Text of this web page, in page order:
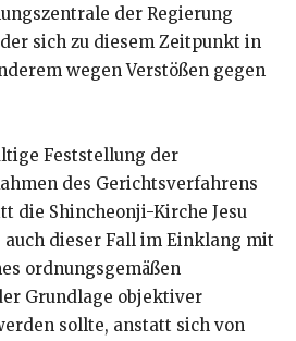
der Regierung
sich zu diesem Zeitpunkt in
wegen Verstößen gegen
Feststellung der
des Gerichtsverfahrens
die Shincheonji-Kirche Jesu
auch dieser Fall im Einklang mit
ordnungsgemäßen
Grundlage objektiver
sollte, anstatt sich von